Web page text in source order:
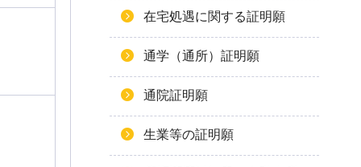
在宅処遇に関する証明願
通学（通所）証明願
通院証明願
生業等の証明願